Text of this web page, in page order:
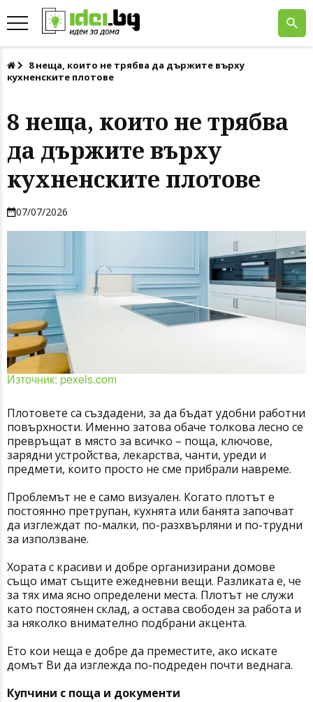
8 неща, които не трябва да държите върху
кухненските плотове
8 неща, които не трябва
да държите върху
кухненските плотове
07/07/2026
Източник: pexels.com
Плотовете са създадени, за да бъдат удобни работни
повърхности. Именно затова обаче толкова лесно се
превръщат в място за всичко – поща, ключове,
зарядни устройства, лекарства, чанти, уреди и
предмети, които просто не сме прибрали навреме.
Проблемът не е само визуален. Когато плотът е
постоянно претрупан, кухнята или банята започват
да изглеждат по-малки, по-разхвърляни и по-трудни
за използване.
Хората с красиви и добре организирани домове
също имат същите ежедневни вещи. Разликата е, че
за тях има ясно определени места. Плотът не служи
като постоянен склад, а остава свободен за работа и
за няколко внимателно подбрани акцента.
Ето кои неща е добре да преместите, ако искате
домът Ви да изглежда по-подреден почти веднага.
Купчини с поща и документи